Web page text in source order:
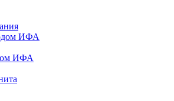
ИФА
ИФА